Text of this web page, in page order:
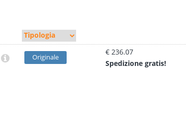
Originale
€ 236.07
Spedizione gratis!